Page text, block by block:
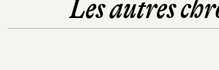
Les autres